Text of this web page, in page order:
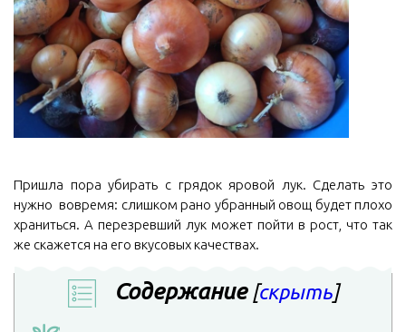
Пришла пора убирать с грядок яровой лук. Сделать это
нужно вовремя: слишком рано убранный овощ будет плохо
храниться. А перезревший лук может пойти в рост, что так
же скажется на его вкусовых качествах.
Содержание [скрыть]